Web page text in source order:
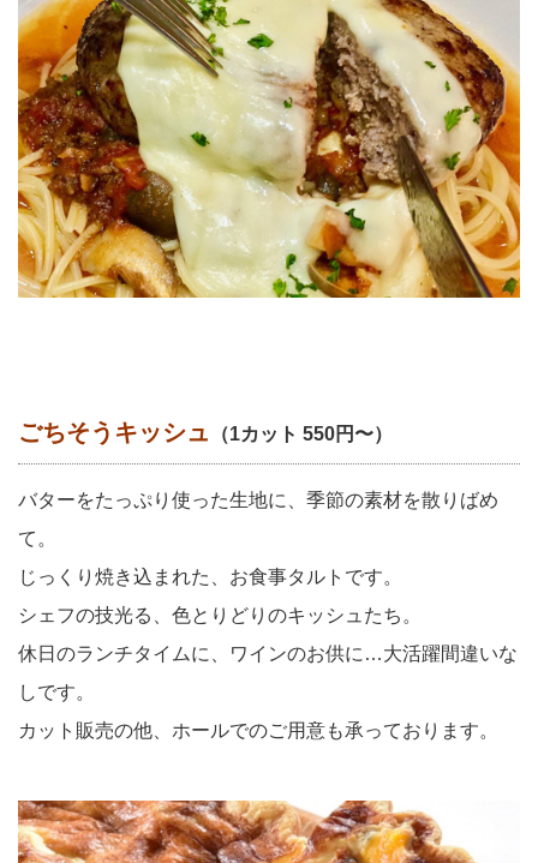
ごちそうキッシュ （1カット 550円〜）
バターをたっぷり使った生地に、季節の素材を散りばめ
て。
じっくり焼き込まれた、お食事タルトです。
シェフの技光る、色とりどりのキッシュたち。
休日のランチタイムに、ワインのお供に…大活躍間違いな
しです。
カット販売の他、ホールでのご用意も承っております。